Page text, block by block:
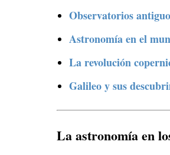
Observatorios
Astronomía en el
La revolución
Galileo y sus
La astronomía en